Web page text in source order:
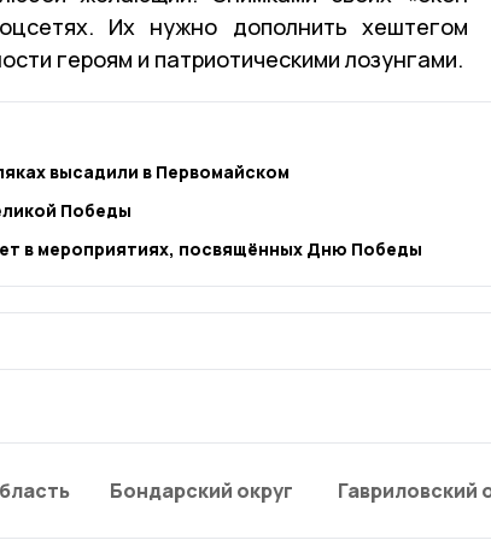
Их нужно дополнить хештегом
героям и патриотическими лозунгами.
высадили в Первомайском
Победы
в мероприятиях, посвящённых Дню Победы
Бондарский округ Гавриловский